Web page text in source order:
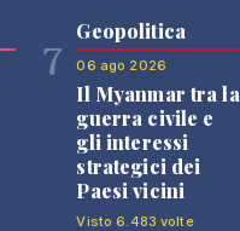
7
Geopolitica
06 ago 2026
Il Myanmar tra la
guerra civile e
gli interessi
strategici dei
Paesi vicini
Visto 6.483 volte